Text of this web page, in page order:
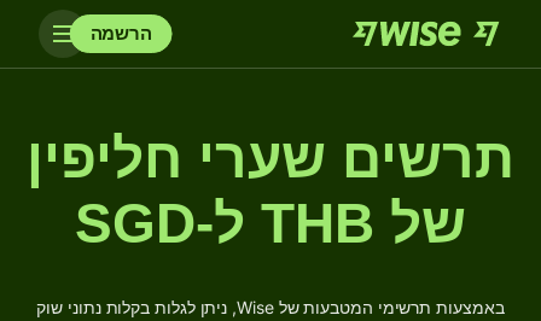
הרשמה
תרשים שערי חליפין
של THB ל-SGD
באמצעות תרשימי המטבעות של Wise, ניתן לגלות בקלות נתוני שוק